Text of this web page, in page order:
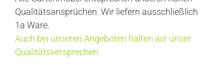
Qualitätsansprüchen. Wir liefern ausschließlich
1a Ware.
Auch bei unseren Angeboten halten wir unser
Qualitätsversprechen.